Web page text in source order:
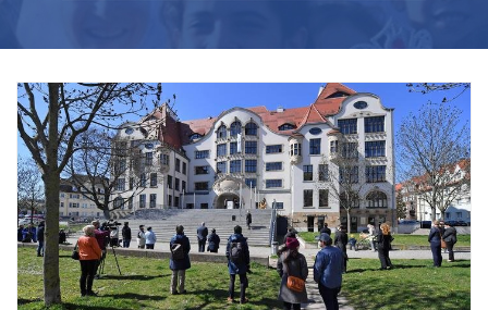
Yayınlar
Kitap ve film